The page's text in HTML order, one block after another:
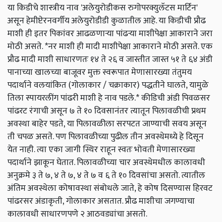
या किडीचे शास्त्रीय नाव 'अलेयुरोडीकस रुगोपरक्युलॅटस मार्टिन'
असून हेमीप्टेरनवर्गीय अलेयुरोडीडी कुळातील आहे. या किडीची प्रौढ
माशी ही इतर पिकांवर आढळणाऱ्या पांढऱ्या माशीपेक्षा आकाराने जरा
मोठी असते. *नर माशी ही मादी माशीपेक्षा आकाराने मोठी असते. एक
प्रौढ मादी माशी साधारणतः १४ ते २६ व जास्तीत जास्त ५१ ते ६४ अंडी
पानाच्या खालच्या बाजूवर मुक्त स्वरूपात मेणासारख्या तंतुमय
पदार्थाने वलयांकित (गोलाकार / चक्राकार) पद्धतीने घालते, यामुळे
तिला स्पायरलींग पांढरी माशी हे नाव पडले.* कीडिची अंडी पिवळसर
पांढरट रंगाची असून ७ ते १० दिवसानंतर त्यातून पिलावळीची प्रथम
अवस्था बाहेर पडते, या पिलावळीला सरपटत जाण्याची सवय असून
ती चपळ असते. पण पिलावळीच्या पुढील तीन अवस्थेमध्ये हे दिसून
येत नाही. त्या एका जागी स्थिर राहून स्वतः भोवती मेणासारख्या
पदार्थाने झाकून घेतात. पिलावळीच्या चार अवस्थेमधील कालावधी
अनुक्रमे ३ ते ७, ४ ते ७, ४ ते ७ व ६ ते १० दिवसांचा असतो. त्यातील
अंतिम अवस्थेला कोषावस्था संबोधले जाते, हे कोष दिसण्यास हिरवट
पांढरसर अंडाकृती, गोलाकार असतात. प्रौढ माशीचा जगण्याचा
कालावधी साधारणपणे २ आठवड्यांचा असतो.